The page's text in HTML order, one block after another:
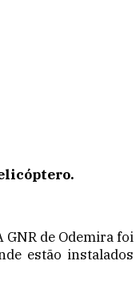
GNR de Odemira foi
estão instalados